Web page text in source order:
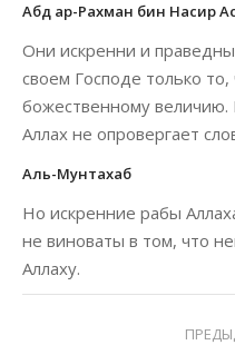
Абд ар-Рахман бин Насир
Они искренни и
своем Господе только то,
божественному
Аллах не опровергает
Аль-Мунтахаб
Но искренние рабы
не виноваты в том, что
Аллаху.